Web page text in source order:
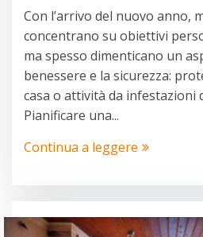
Con l’arrivo del nuovo anno,
concentrano su obiettivi
ma spesso dimenticano un
benessere e la sicurezza:
casa o attività da infestazioni
Pianificare una...
Continua a leggere